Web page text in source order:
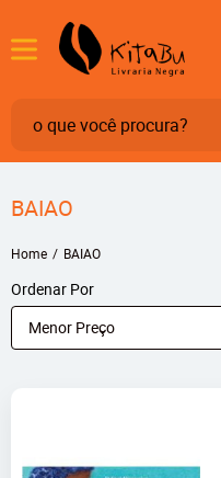
BAIAO
Home BAIAO
Ordenar Por
Menor Preço